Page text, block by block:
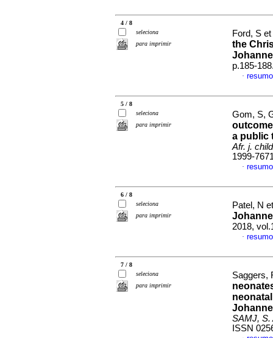
4 / 8
seleciona
para imprimir
Ford, S
the
p.185-
·
5 / 8
seleciona
para imprimir
Gom, S,
a public
Afr. j.
1999-
·
6 / 8
seleciona
para imprimir
Patel, N
2018,
·
7 / 8
seleciona
para imprimir
Saggers,
SAMJ, S.
ISSN